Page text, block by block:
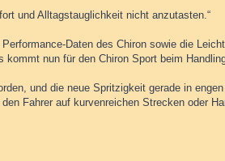
und Alltagstauglichkeit nicht anzutasten.“
Daten des Chiron sowie die
kommt nun für den Chiron Sport beim
und die neue Spritzigkeit gerade in
Fahrer auf kurvenreichen Strecken oder